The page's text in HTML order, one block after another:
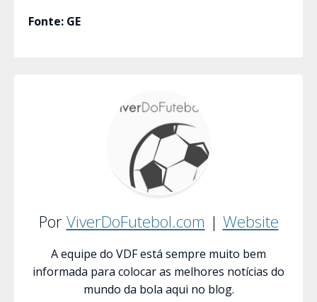
Fonte: GE
Por ViverDoFutebol.com | Website
A equipe do VDF está sempre muito bem
informada para colocar as melhores notícias do
mundo da bola aqui no blog.